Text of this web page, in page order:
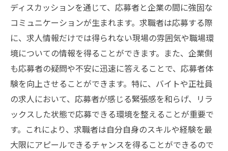
対話を通じた企業ブランドの強化
ディスカッションで求職者の心を掴む方法
応募者が求める透明性のあるコミュニケー
採用成功事例から学ぶディスカッション効
果
採用活動の未来はディスカッションが鍵求人の
新しい常識
未来の採用戦略におけるディスカッション
ディスカッションを通じて、応募者と企業の間に強固な
コミュニケーションが生まれます。求職者は応募する際
に、求人情報だけでは得られない現場の雰囲気や職場環
境についての情報を得ることができます。また、企業側
も応募者の疑問や不安に迅速に答えることで、応募者体
験を向上させることができます。特に、バイトや正社員
の求人において、応募者が感じる緊張感を和らげ、リラ
ックスした状態で応募できる環境を整えることが重要で
す。これにより、求職者は自分自身のスキルや経験を最
大限にアピールできるチャンスを得ることができるので